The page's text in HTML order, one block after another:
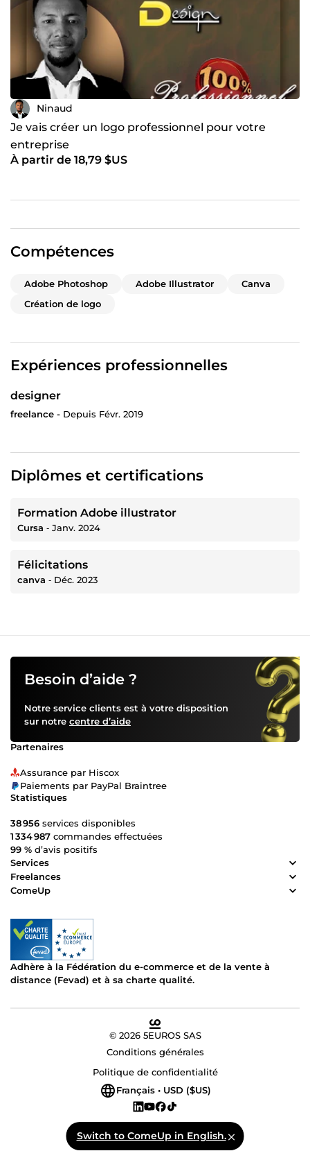
Ninaud
Je vais créer un logo professionnel pour votre
entreprise
À partir de 18,79 $US
Compétences
Adobe Photoshop Adobe Illustrator
Canva
Création de logo
Expériences professionnelles
designer
freelance - Depuis Févr. 2019
Diplômes et certifications
Formation Adobe illustrator
Cursa ‐ Janv. 2024
Félicitations
canva ‐ Déc. 2023
Switch to ComeUp in English.
Besoin d’aide ?
Notre service clients est à votre disposition
sur notre centre d’aide
Partenaires
Assurance par Hiscox
Paiements par PayPal Braintree
Statistiques
38 956 services disponibles
1 334 987 commandes effectuées
99 % d’avis positifs
Services
Freelances
ComeUp
Adhère à la Fédération du e-commerce et de la vente à
distance (Fevad) et à sa charte qualité.
© 2026 5EUROS SAS
Conditions générales
Politique de confidentialité
Français • USD ($US)